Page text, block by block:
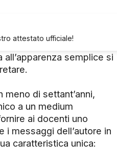
attestato ufficiale!
semplice si
di settant’anni,
a un medium
ai docenti uno
messaggi dell’autore in
caratteristica unica: